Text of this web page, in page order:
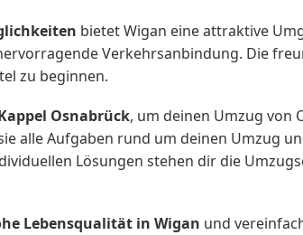
bietet Wigan eine attraktive
Verkehrsanbindung. Die
zu beginnen.
Osnabrück, um deinen Umzug von
alle Aufgaben rund um deinen Umzug
Lösungen stehen dir die
Lebensqualität in Wigan und